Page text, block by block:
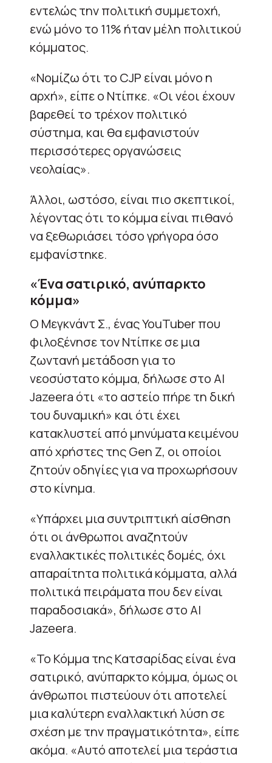
εντελώς την πολιτική συμμετοχή,
ενώ μόνο το 11% ήταν μέλη πολιτικού
κόμματος.
«Νομίζω ότι το CJP είναι μόνο η
αρχή», είπε ο Ντίπκε. «Οι νέοι έχουν
βαρεθεί το τρέχον πολιτικό
σύστημα, και θα εμφανιστούν
περισσότερες οργανώσεις
νεολαίας».
Άλλοι, ωστόσο, είναι πιο σκεπτικοί,
λέγοντας ότι το κόμμα είναι πιθανό
να ξεθωριάσει τόσο γρήγορα όσο
εμφανίστηκε.
«Ένα σατιρικό, ανύπαρκτο
κόμμα»
Ο Μεγκνάντ Σ., ένας YouTuber που
φιλοξένησε τον Ντίπκε σε μια
ζωντανή μετάδοση για το
νεοσύστατο κόμμα, δήλωσε στο Al
Jazeera ότι «το αστείο πήρε τη δική
του δυναμική» και ότι έχει
κατακλυστεί από μηνύματα κειμένου
από χρήστες της Gen Ζ, οι οποίοι
ζητούν οδηγίες για να προχωρήσουν
στο κίνημα.
«Υπάρχει μια συντριπτική αίσθηση
ότι οι άνθρωποι αναζητούν
εναλλακτικές πολιτικές δομές, όχι
απαραίτητα πολιτικά κόμματα, αλλά
πολιτικά πειράματα που δεν είναι
παραδοσιακά», δήλωσε στο Al
Jazeera.
«Το Κόμμα της Κατσαρίδας είναι ένα
σατιρικό, ανύπαρκτο κόμμα, όμως οι
άνθρωποι πιστεύουν ότι αποτελεί
μια καλύτερη εναλλακτική λύση σε
σχέση με την πραγματικότητα», είπε
ακόμα. «Αυτό αποτελεί μια τεράστια